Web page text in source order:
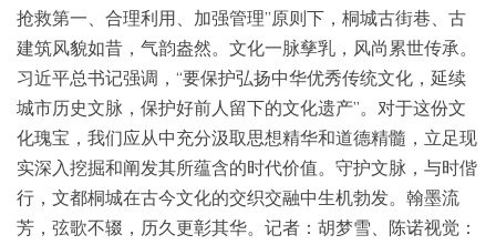
抢救第一、合理利用、加强管理”原则下，桐城古街巷、古
建筑风貌如昔，气韵盎然。文化一脉孳乳，风尚累世传承。
习近平总书记强调，“要保护弘扬中华优秀传统文化，延续
城市历史文脉，保护好前人留下的文化遗产”。对于这份文
化瑰宝，我们应从中充分汲取思想精华和道德精髓，立足现
实深入挖掘和阐发其所蕴含的时代价值。守护文脉，与时偕
行，文都桐城在古今文化的交织交融中生机勃发。翰墨流
芳，弦歌不辍，历久更彰其华。记者：胡梦雪、陈诺视觉：